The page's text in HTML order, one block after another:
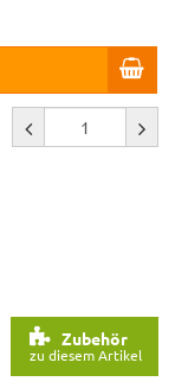
Zubehör
zu diesem Artikel